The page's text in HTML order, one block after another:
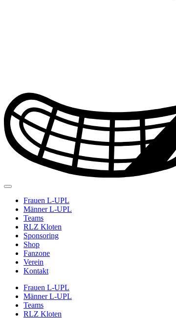
Frauen L-UPL
Männer L-UPL
Teams
RLZ Kloten
Sponsoring
Shop
Fanzone
Verein
Kontakt
Frauen L-UPL
Männer L-UPL
Teams
RLZ Kloten